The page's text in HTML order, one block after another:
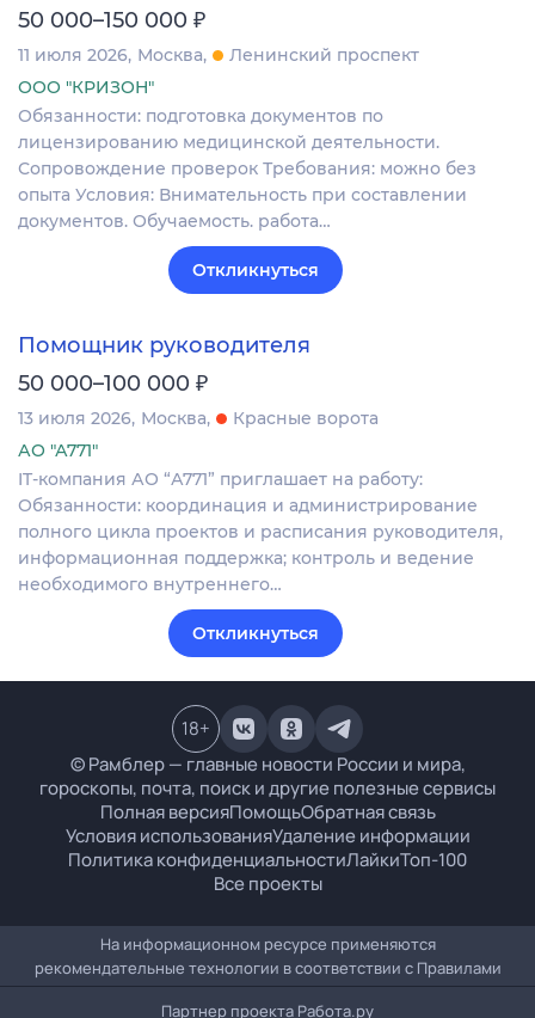
50 000–150 000 ₽
11 июля 2026 Москва
Ленинский проспект
ООО "КРИЗОН"
Обязанности: подготовка документов по
лицензированию медицинской деятельности.
Сопровождение проверок Требования: можно без
опыта Условия: Внимательность при составлении
документов. Обучаемость. работа…
Откликнуться
Помощник руководителя
50 000–100 000 ₽
13 июля 2026 Москва
Красные ворота
АО "А771"
IT-компания АО “А771” приглашает на работу:
Обязанности: координация и администрирование
полного цикла проектов и расписания руководителя,
информационная поддержка; контроль и ведение
необходимого внутреннего…
Откликнуться
© Рамблер — главные новости России и мира,
гороскопы, почта, поиск и другие полезные сервисы
Полная версияПомощьОбратная связь
Условия использованияУдаление информации
Политика конфиденциальностиЛайкиТоп-100
Все проекты
18+
На информационном ресурсе применяются
рекомендательные технологии в соответствии с Правилами
Партнер проекта Работа.ру